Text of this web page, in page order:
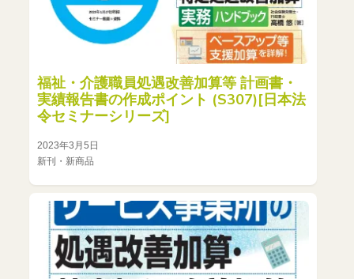
福祉・介護職員処遇改善加算等 計画書・
実績報告書の作成ポイント (S307)[日本法
令セミナーシリーズ]
2023年3月5日
新刊・新商品